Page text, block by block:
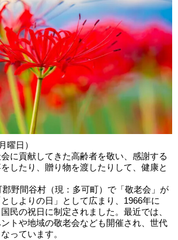
曜日）
に貢献してきた高齢者を敬い、感謝する
したり、贈り物を渡したりして、健康と
野間谷村（現：多可町）で「敬老会」が
しよりの日」として広まり、1966年に
民の祝日に制定されました。最近では、
トや地域の敬老会なども開催され、世代
っています。